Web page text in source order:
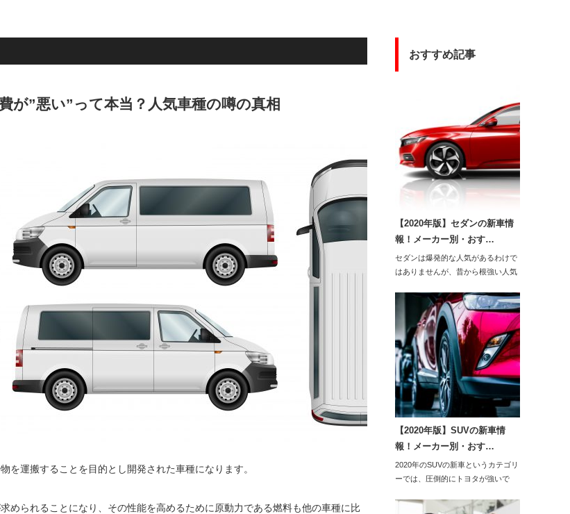
が”悪い”って本当？人気車種の噂の真相
を運搬することを目的とし開発された車種になります。
められることになり、その性能を高めるために原動力である燃料も他の車種に比
おすすめ記事
【2020年版】セダンの新車情
報！メーカー別・おす…
セダンは爆発的な人気があるわけで
はありませんが、昔から根強い人気
【2020年版】SUVの新車情
報！メーカー別・おす…
2020年のSUVの新車というカテゴリ
ーでは、圧倒的にトヨタが強いで